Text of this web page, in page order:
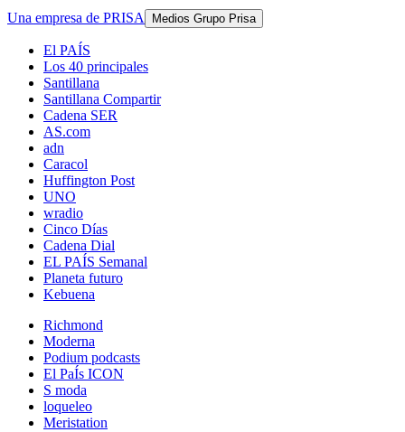
Una empresa de PRISA Medios Grupo Prisa
El PAÍS
Los 40 principales
Santillana
Santillana Compartir
Cadena SER
AS.com
adn
Caracol
Huffington Post
UNO
wradio
Cinco Días
Cadena Dial
EL PAÍS Semanal
Planeta futuro
Kebuena
Richmond
Moderna
Podium podcasts
El PaÍs ICON
S moda
loqueleo
Meristation